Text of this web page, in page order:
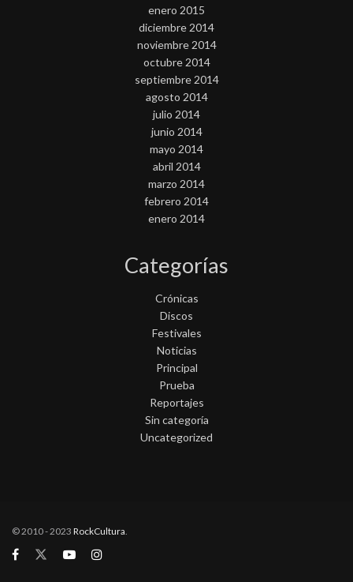
enero 2015
diciembre 2014
noviembre 2014
octubre 2014
septiembre 2014
agosto 2014
julio 2014
junio 2014
mayo 2014
abril 2014
marzo 2014
febrero 2014
enero 2014
Categorías
Crónicas
Discos
Festivales
Noticias
Principal
Prueba
Reportajes
Sin categoría
Uncategorized
© 2010 - 2023 RockCultura.